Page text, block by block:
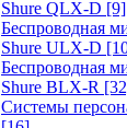
Shure QLX-D [9]
Беспроводная
Shure ULX-D
Беспроводная
Shure BLX-R
Системы